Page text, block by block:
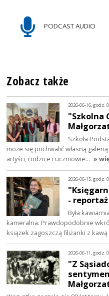
PODCAST AUDIO
Zobacz także
2026-06-16, godz.
"Szkolna
Szkoła
może się pochwalić własną
artyści, rodzice i uczniowie… »
2026-06-15, godz.
-
Była
kameralna. Prawdopodobnie
książek zagoszczą filiżanki z
2026-06-11, godz.
"Z